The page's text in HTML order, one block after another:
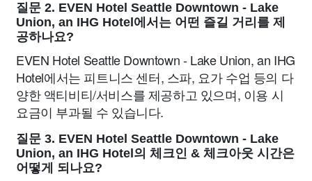
질문 2. EVEN Hotel Seattle Downtown - Lake
Union, an IHG Hotel에서는 어떤 즐길 거리를 제
공하나요?
EVEN Hotel Seattle Downtown - Lake Union, an IHG
Hotel에서는 피트니스 센터, 스파, 요가 수업 등의 다
양한 액티비티/서비스를 제공하고 있으며, 이용 시
요금이 부과될 수 있습니다.
질문 3. EVEN Hotel Seattle Downtown - Lake
Union, an IHG Hotel의 체크인 & 체크아웃 시간은
어떻게 되나요?